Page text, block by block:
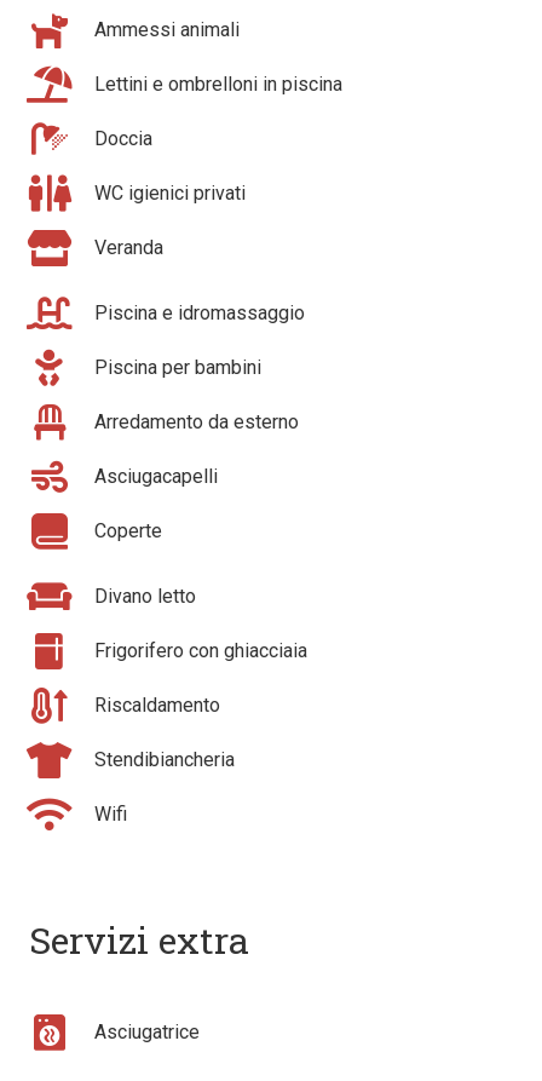
Ammessi animali
Lettini e ombrelloni in piscina
Doccia
WC igienici privati
Veranda
Piscina e idromassaggio
Piscina per bambini
Arredamento da esterno
Asciugacapelli
Coperte
Divano letto
Frigorifero con ghiacciaia
Riscaldamento
Stendibiancheria
Wifi
Servizi extra
Asciugatrice